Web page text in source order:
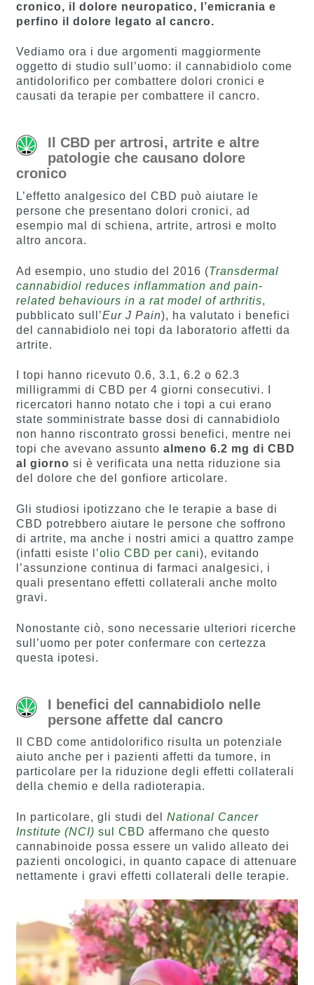
cronico, il dolore neuropatico, l’emicrania e
perfino il dolore legato al cancro.
Vediamo ora i due argomenti maggiormente
oggetto di studio sull’uomo: il cannabidiolo come
antidolorifico per combattere dolori cronici e
causati da terapie per combattere il cancro.
Il CBD per artrosi, artrite e altre
patologie che causano dolore
cronico
L’effetto analgesico del CBD può aiutare le
persone che presentano dolori cronici, ad
esempio mal di schiena, artrite, artrosi e molto
altro ancora.
Ad esempio, uno studio del 2016 (Transdermal
cannabidiol reduces inflammation and pain-
related behaviours in a rat model of arthritis,
pubblicato sull’Eur J Pain), ha valutato i benefici
del cannabidiolo nei topi da laboratorio affetti da
artrite.
I topi hanno ricevuto 0.6, 3.1, 6.2 o 62.3
milligrammi di CBD per 4 giorni consecutivi. I
ricercatori hanno notato che i topi a cui erano
state somministrate basse dosi di cannabidiolo
non hanno riscontrato grossi benefici, mentre nei
topi che avevano assunto almeno 6.2 mg di CBD
al giorno si è verificata una netta riduzione sia
del dolore che del gonfiore articolare.
Gli studiosi ipotizzano che le terapie a base di
CBD potrebbero aiutare le persone che soffrono
di artrite, ma anche i nostri amici a quattro zampe
(infatti esiste l’olio CBD per cani), evitando
l’assunzione continua di farmaci analgesici, i
quali presentano effetti collaterali anche molto
gravi.
Nonostante ciò, sono necessarie ulteriori ricerche
sull’uomo per poter confermare con certezza
questa ipotesi.
I benefici del cannabidiolo nelle
persone affette dal cancro
Il CBD come antidolorifico risulta un potenziale
aiuto anche per i pazienti affetti da tumore, in
particolare per la riduzione degli effetti collaterali
della chemio e della radioterapia.
In particolare, gli studi del National Cancer
Institute (NCI) sul CBD affermano che questo
cannabinoide possa essere un valido alleato dei
pazienti oncologici, in quanto capace di attenuare
nettamente i gravi effetti collaterali delle terapie.